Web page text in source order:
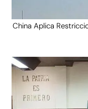
China Aplica